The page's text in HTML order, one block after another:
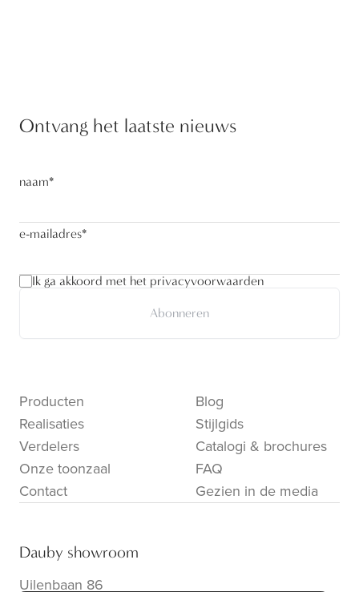
Ontvang het laatste nieuws
naam*
e-mailadres*
Ik ga akkoord met het privacyvoorwaarden
Abonneren
Producten
Realisaties
Verdelers
Onze toonzaal
Contact
Blog
Stijlgids
Catalogi & brochures
FAQ
Gezien in de media
Dauby showroom
Uilenbaan 86